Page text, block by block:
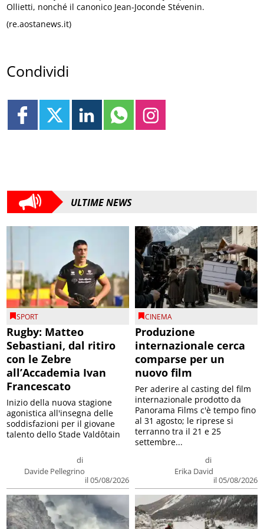
Ollietti, nonché il canonico Jean-Joconde Stévenin.
(re.aostanews.it)
Condividi
ULTIME NEWS
SPORT
Rugby: Matteo
Sebastiani, dal ritiro
con le Zebre
all’Accademia Ivan
Francescato
di
Davide Pellegrino
il 05/08/2026
Inizio della nuova stagione
agonistica all'insegna delle
soddisfazioni per il giovane
talento dello Stade Valdôtain
CINEMA
Produzione
internazionale cerca
comparse per un
nuovo film
di
Erika David
il 05/08/2026
Per aderire al casting del film
internazionale prodotto da
Panorama Films c'è tempo fino
al 31 agosto; le riprese si
terranno tra il 21 e 25
settembre...